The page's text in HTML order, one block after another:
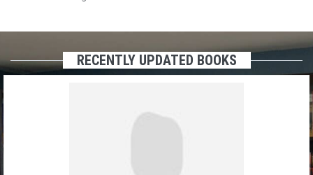
RECENTLY UPDATED BOOKS